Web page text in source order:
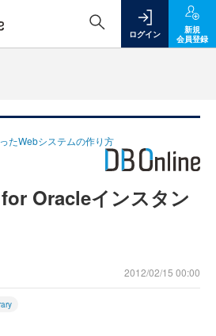
ログイン
新規
会員登録
たWebシステムの作り方
Oracleインスタン
2012/02/15 00:00